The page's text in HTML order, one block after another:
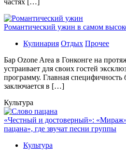
частях […]
Романтический ужин в самом
Кулинария Отдых Прочее
Бaр Ozone Area в Гонконге на
устраивает для своих гостей
программу. Главная специфичность
заключается в […]
Культура
«Честный и достоверный»:
пацана», где звучат песни группы
Культура